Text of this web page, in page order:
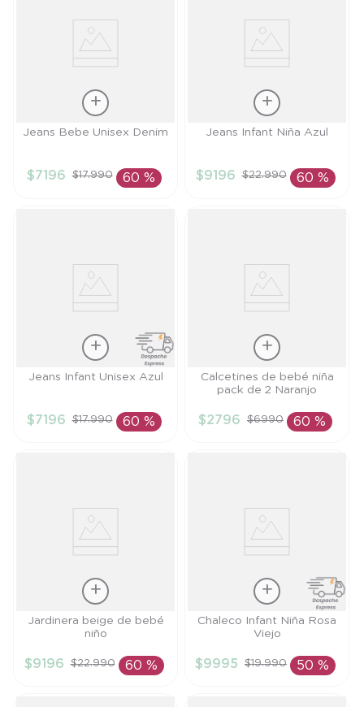
Talla
AÑADIR AL
Jeans Bebe Unisex Denim
$7196 $17.990 60 %
Talla
AÑADIR AL
Jeans Infant Niña Azul
$9196 $22.990 60 %
Talla
AÑADIR AL
Jeans Infant Unisex Azul
$7196 $17.990 60 %
Talla
AÑADIR AL
Calcetines de bebé niña
pack de 2 Naranjo
$2796 $6990 60 %
Talla
AÑADIR AL
Jardinera beige de bebé
niño
$9196 $22.990 60 %
Talla
AÑADIR AL
Chaleco Infant Niña Rosa
Viejo
$9995 $19.990 50 %